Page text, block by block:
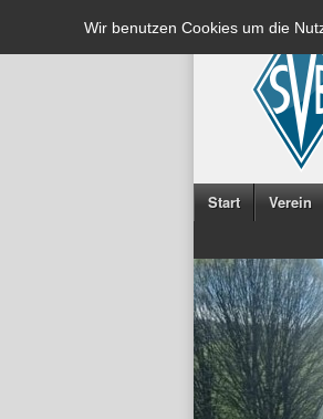
Wir benutzen Cookies um die
Start Verein